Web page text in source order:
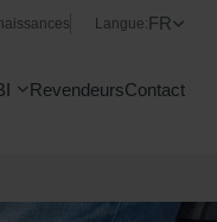
Langue:FR
RevendeursContact